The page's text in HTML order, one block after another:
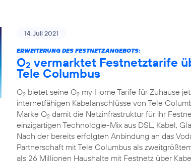
14. Juli 2021
ERWEITERUNG DES FESTNETZANGEBOTS:
O2 vermarktet Festnetztarife
Tele Columbus
O2 bietet seine O2 my Home Tarife für Zuhause
internetfähigen Kabelanschlüsse von Tele
Marke O2 damit die Netzinfrastruktur für ihr
einzigartigen Technologie-Mix aus DSL, Kabel,
Nach der bereits erfolgten Anbindung an das
Partnerschaft mit Tele Columbus als
als 26 Millionen Haushalte mit Festnetz über